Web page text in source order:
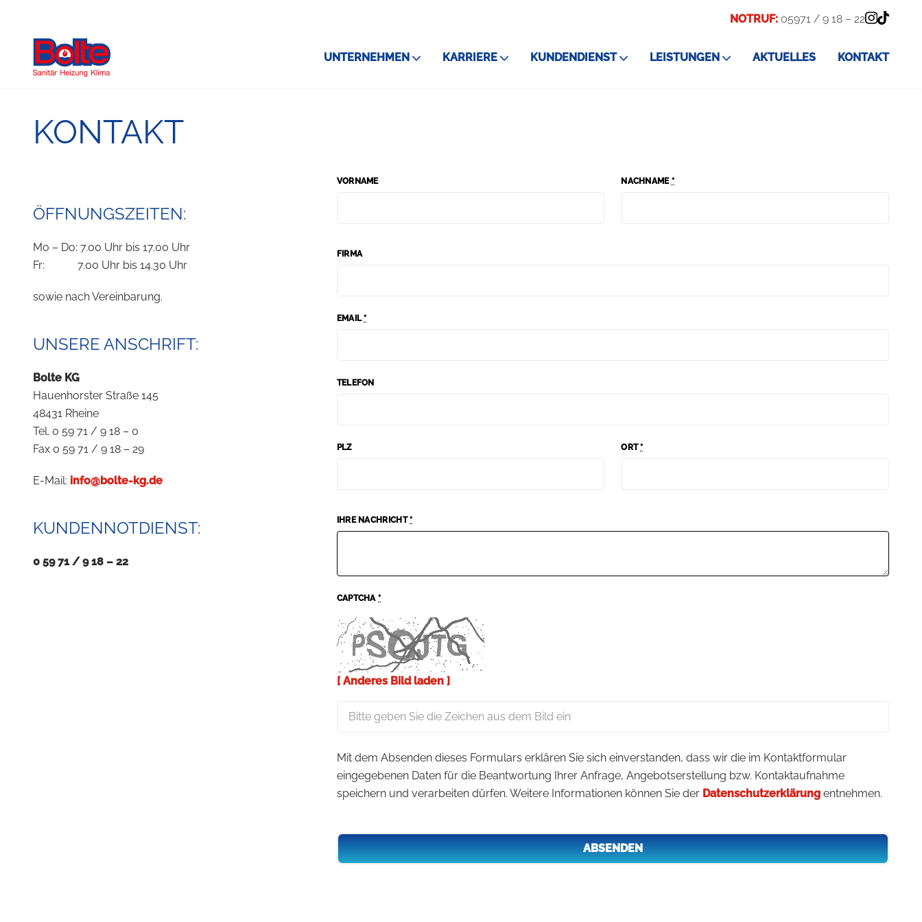
NOTRUF: 05971 / 9 18 – 22
UNTERNEHMEN KARRIERE KUNDENDIENST LEISTUNGEN AKTUELLES KONTAKT
KONTAKT
ÖFFNUNGSZEITEN:
Mo – Do: 7.00 Uhr bis 17.00 Uhr
Fr: 7.00 Uhr bis 14.30 Uhr
sowie nach Vereinbarung.
UNSERE ANSCHRIFT:
Bolte KG
Hauenhorster Straße 145
48431 Rheine
Tel. 0 59 71 / 9 18 – 0
Fax 0 59 71 / 9 18 – 29
E-Mail: info@bolte-kg.de
KUNDENNOTDIENST:
0 59 71 / 9 18 – 22
VORNAME NACHNAME *
FIRMA
EMAIL*
TELEFON
PLZ ORT*
IHRE NACHRICHT*
CAPTCHA*
[ Anderes Bild laden ]
Mit dem Absenden dieses Formulars erklären Sie sich einverstanden, dass wir die im Kontaktformular
eingegebenen Daten für die Beantwortung Ihrer Anfrage, Angebotserstellung bzw. Kontaktaufnahme
speichern und verarbeiten dürfen. Weitere Informationen können Sie der Datenschutzerklärungentnehmen.